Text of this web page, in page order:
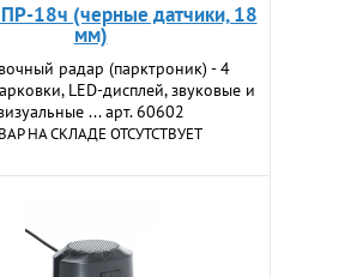
18ч (черные датчики, 18
мм)
радар (парктроник) - 4
LED-дисплей, звуковые и
... арт. 60602
НА СКЛАДЕ ОТСУТСТВУЕТ